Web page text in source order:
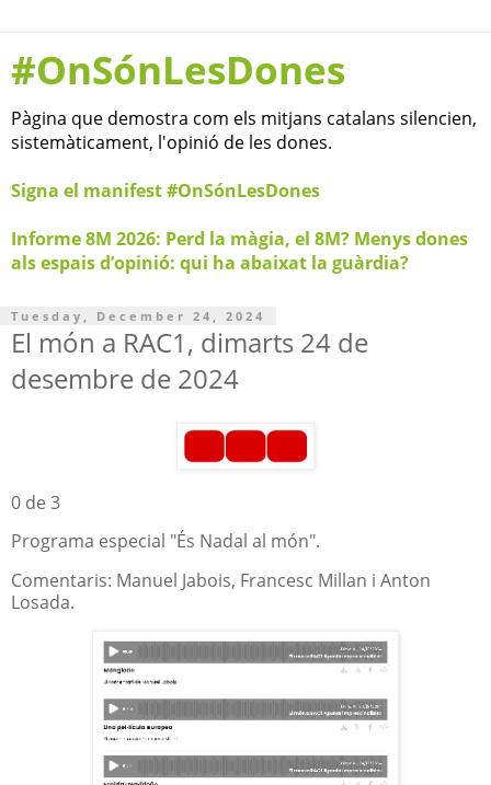
#OnSónLesDones
Pàgina que demostra com els mitjans catalans silencien,
sistemàticament, l'opinió de les dones.
Signa el manifest #OnSónLesDones
Informe 8M 2026: Perd la màgia, el 8M? Menys dones
als espais d’opinió: qui ha abaixat la guàrdia?
Tuesday, December 24, 2024
El món a RAC1, dimarts 24 de
desembre de 2024
0 de 3
Programa especial "És Nadal al món".
Comentaris: Manuel Jabois, Francesc Millan i Anton
Losada.